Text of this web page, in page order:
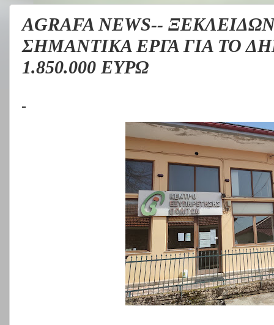
AGRAFA NEWS--
ΣΗΜΑΝΤΙΚΑ ΕΡΓΑ ΓΙΑ ΤΟ
1.850.000 ΕΥΡΩ